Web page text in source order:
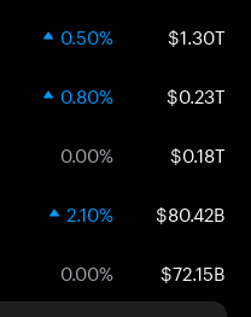
0.50% $1.30T
0.80% $0.23T
0.00% $0.18T
2.10% $80.42B
0.00% $72.15B